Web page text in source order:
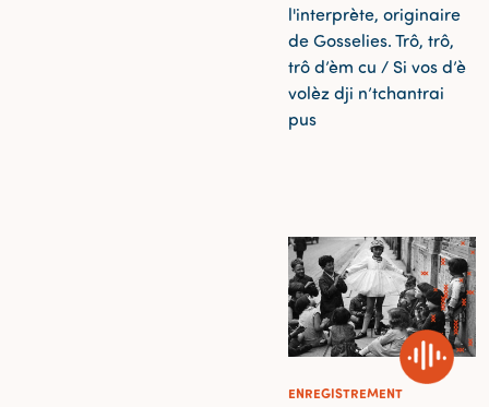
l'interprète, originaire
de Gosselies. Trô, trô,
trô d’èm cu / Si vos d’è
volèz dji n’tchantrai
pus
ENREGISTREMENT